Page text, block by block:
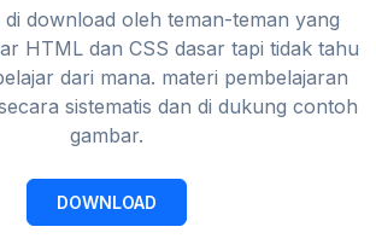
di download oleh teman-teman yang
HTML dan CSS dasar tapi tidak tahu
dari mana. materi pembelajaran
sistematis dan di dukung contoh
gambar.
DOWNLOAD